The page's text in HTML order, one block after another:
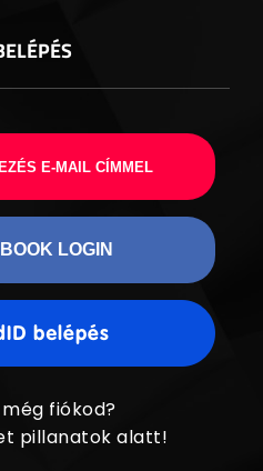
E-MAIL CÍMMEL
LOGIN
fiókod?
pillanatok alatt!